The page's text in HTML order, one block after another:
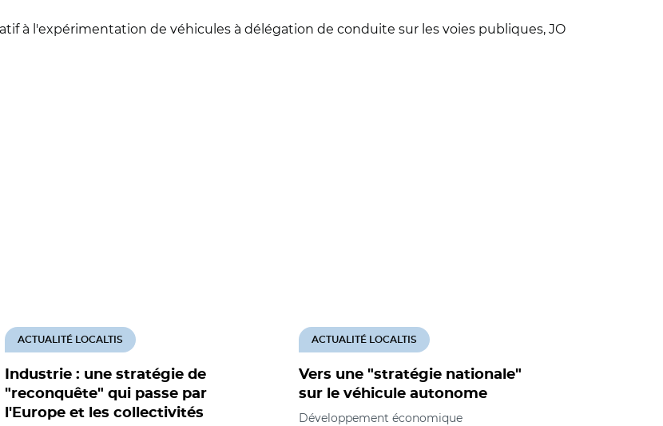
à l'expérimentation de véhicules à délégation de conduite sur les voies publiques, JO
Industrie : une stratégie de
"reconquête" qui passe par
l'Europe et les collectivités
ACTUALITÉ LOCALTIS
Vers une "stratégie nationale"
sur le véhicule autonome
ACTUALITÉ LOCALTIS
Développement économique